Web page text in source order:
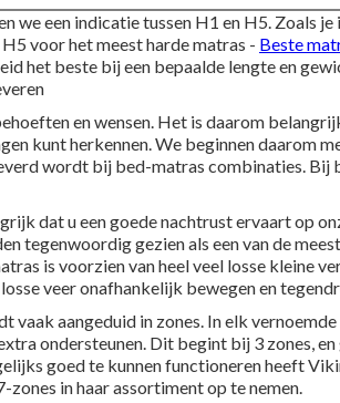
we een indicatie tussen H1 en H5. Zoals
voor het meest harde matras - Beste
het beste bij een bepaalde lengte en
en wensen. Het is daarom
kunt herkennen. We beginnen daarom
wordt bij bed-matras combinaties. Bij
dat u een goede nachtrust ervaart op
tegenwoordig gezien als een van de
is voorzien van heel veel losse kleine
veer onafhankelijk bewegen en
vaak aangeduid in zones. In elk
ondersteunen. Dit begint bij 3 zones,
goed te kunnen functioneren heeft
in haar assortiment op te nemen.